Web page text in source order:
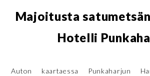
Majoitusta
Hotelli
Auton kaartaessa Punkaharjun